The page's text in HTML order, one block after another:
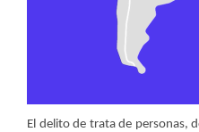
El delito de trata de personas,